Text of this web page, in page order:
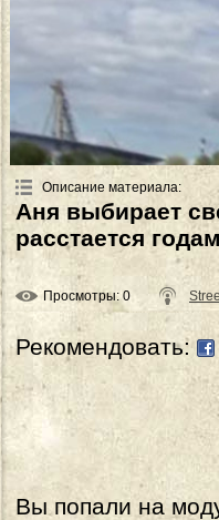
Описание материала:
Аня выбирает
расстается
Просмотры: 0
Рекомендовать:
Вы попали на